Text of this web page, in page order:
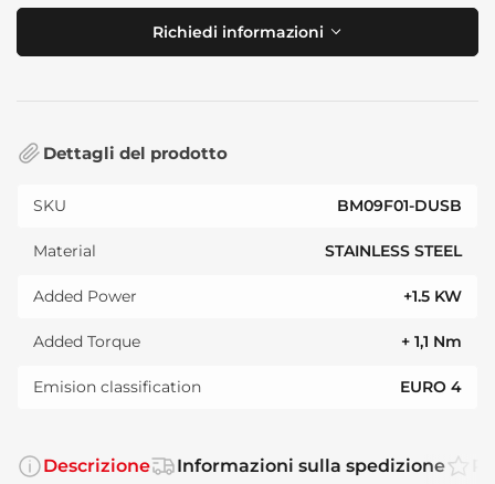
Richiedi informazioni
Dettagli del prodotto
SKU BM09F01-DUSB
Material STAINLESS STEEL
Added Power +1.5 KW
Added Torque + 1,1 Nm
Emision classification EURO 4
Descrizione Informazioni sulla spedizione